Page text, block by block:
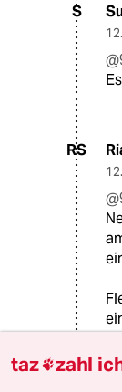
S
RS
taz zahl